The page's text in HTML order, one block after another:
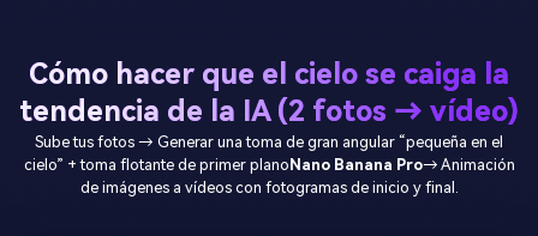
Cómo hacer que el cielo se caiga la
tendencia de la IA (2 fotos → vídeo)
Sube tus fotos → Generar una toma de gran angular “pequeña en el
cielo” + toma flotante de primer plano Nano Banana Pro→ Animación
de imágenes a vídeos con fotogramas de inicio y final.